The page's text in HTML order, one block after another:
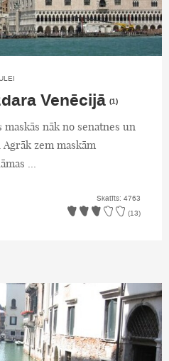
Venēcijā (1)
nāk no senatnes un
zem maskām
...
Skatīts: 4763
(13)